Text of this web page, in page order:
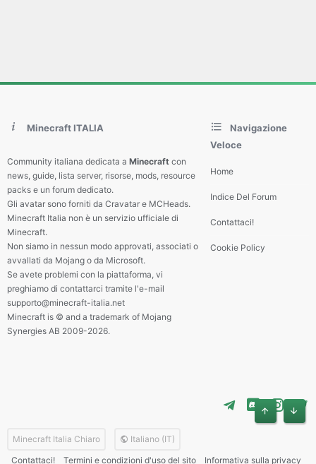
Minecraft ITALIA
Community italiana dedicata a Minecraft con
news, guide, lista server, risorse, mods, resource
packs e un forum dedicato.
Gli avatar sono forniti da Cravatar e MCHeads.
Minecraft Italia non è un servizio ufficiale di
Minecraft.
Non siamo in nessun modo approvati, associati o
avvallati da Mojang o da Microsoft.
Se avete problemi con la piattaforma, vi
preghiamo di contattarci tramite l'e-mail
supporto@minecraft-italia.net
Minecraft is © and a trademark of Mojang
Synergies AB 2009-2026.
Navigazione
Veloce
Home
Indice Del Forum
Contattaci!
Cookie Policy
Minecraft Italia Chiaro
Italiano (IT)
Contattaci!
Termini e condizioni d'uso del sito Informativa sulla privacy
Alto Basso